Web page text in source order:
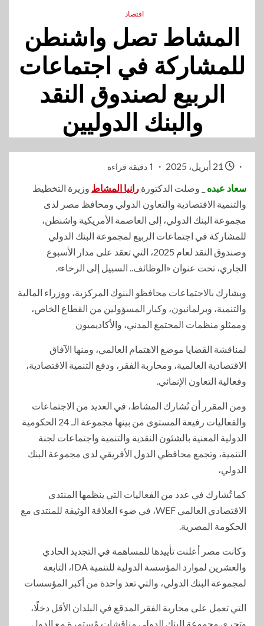
اقتصاد
المشاط تصل واشنطن
للمشاركة في اجتماعات
الربيع لصندوق النقد
والبنك الدوليين
1 دقيقة قراءة
سعاد عبده _ وصلت الدكتورة رانيا المشاط وزيرة التخطيط
والتنمية الاقتصادية والتعاون الدولي ومحافظ مصر لدى
مجموعة البنك الدولي، إلى العاصمة الأمريكية واشنطن،
للمشاركة في اجتماعات الربيع لمجموعة البنك الدولي
وصندوق النقد لعام 2025، التي تعقد على مدار الأسبوع
الجاري، تحت عنوان «الوظائف.. السبيل إلى الرخاء».
ويشارك بالاجتماعات محافظو البنوك المركزية، ووزراء المالية
والتنمية، وبرلمانيون، وكبار المسؤولين من القطاع الخاص،
وممثلو منظمات المجتمع المدني، والأكاديميون
لمناقشة القضايا موضع الاهتمام العالمي، ومنها الآفاق
الاقتصادية العالمية، ومحاربة الفقر، ودفع التنمية الاقتصادية،
وفعالية التعاون الإنمائي.
ومن المقرر أن تُشارك المشاط، في العديد من الاجتماعات
والفعاليات رفيعة المستوى من بينها مجموعة الـ 24 الحكومية
الدولية المعنية بالشئون النقدية والتنمية واجتماعات لجنة
التنمية، وتجمع محافظي الدول الأفريقي لدى مجموعة البنك
الدولي،
كما تُشارك في عدد من الفعاليات التي ينظمها المنتدى
الاقتصادي العالمي WEF، في ضوء العلاقة الوثيقة للمنتدى مع
الحكومة المصرية.
وكانت مصر أعلنت تأييدها للمساهمة في التجديد الحادي
والعشرين لموارد المؤسسة الدولية للتنمية IDA، التابعة
لمجموعة البنك الدولي، والتي تعد واحدة من أكبر المؤسسات
التي تعمل على محاربة الفقر المدقع في البلدان الأقل دخلًا،
وتجري مجموعة البنك الدولي مناقشات مُستمرة مع الدول